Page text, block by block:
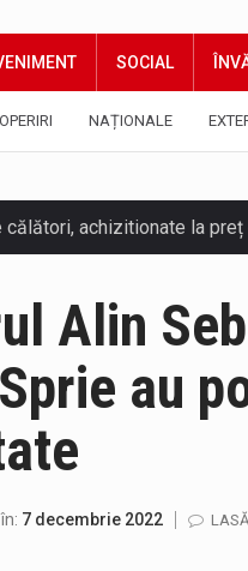
SOCIAL
NAȚIONALE
Maramures, Daniela-
a sistemului e-
Disconfortul
proiectul care prevede un
Alin
au
7 decembrie 2022